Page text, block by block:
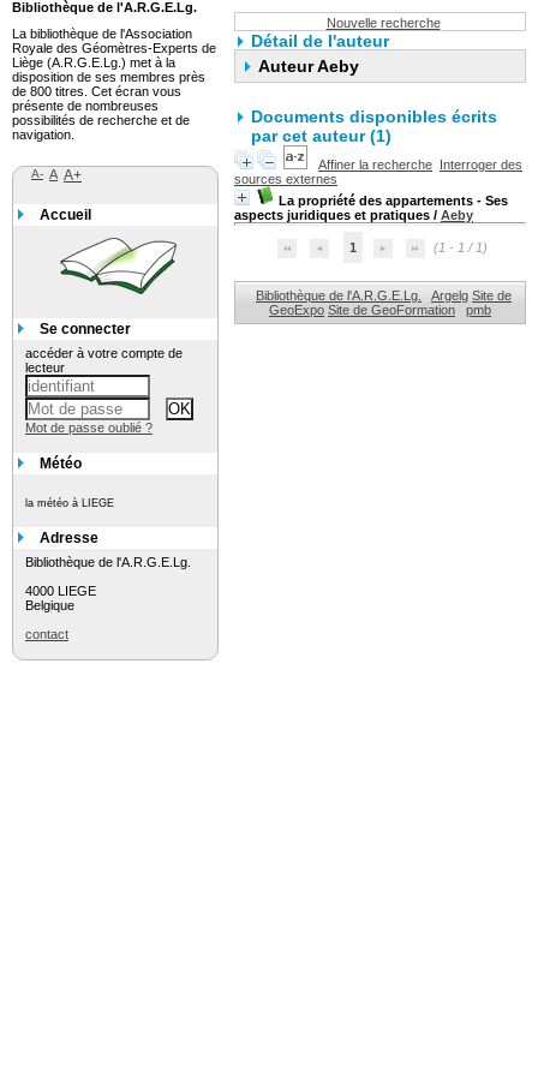
Nouvelle recherche
Détail de l'auteur
Auteur Aeby
Documents disponibles écrits
par cet auteur (1)
Affiner la recherche Interroger des
sources externes
La propriété des appartements - Ses
aspects juridiques et pratiques / Aeby
1 (1 - 1 / 1)
Bibliothèque de l'A.R.G.E.Lg. Argelg Site de
GeoExpo Site de GeoFormation pmb
Bibliothèque de l'A.R.G.E.Lg.
La bibliothèque de l'Association
Royale des Géomètres-Experts de
Liège (A.R.G.E.Lg.) met à la
disposition de ses membres près
de 800 titres. Cet écran vous
présente de nombreuses
possibilités de recherche et de
navigation.
A- A A+
Accueil
Se connecter
accéder à votre compte de
lecteur
Mot de passe oublié ?
Météo
la météo à LIEGE
Adresse
Bibliothèque de l'A.R.G.E.Lg.
4000 LIEGE
Belgique
contact